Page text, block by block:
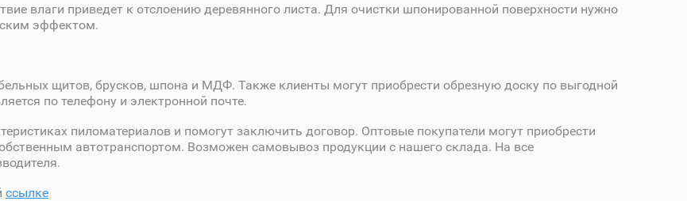
влаги приведет к отслоению деревянного листа. Для очистки шпонированной поверхности нужно
эффектом.
щитов, брусков, шпона и МДФ. Также клиенты могут приобрести обрезную доску по выгодной
по телефону и электронной почте.
пиломатериалов и помогут заключить договор. Оптовые покупатели могут приобрести
автотранспортом. Возможен самовывоз продукции с нашего склада. На все
ссылке